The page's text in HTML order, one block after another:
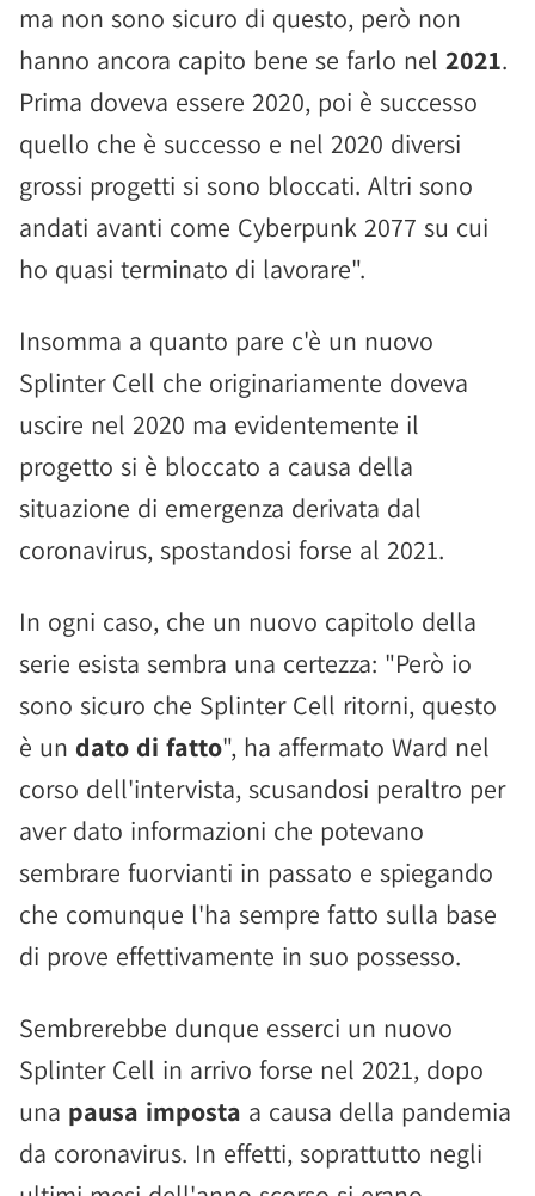
ma non sono sicuro di questo, però non
hanno ancora capito bene se farlo nel 2021.
Prima doveva essere 2020, poi è successo
quello che è successo e nel 2020 diversi
grossi progetti si sono bloccati. Altri sono
andati avanti come Cyberpunk 2077 su cui
ho quasi terminato di lavorare".
Insomma a quanto pare c'è un nuovo
Splinter Cell che originariamente doveva
uscire nel 2020 ma evidentemente il
progetto si è bloccato a causa della
situazione di emergenza derivata dal
coronavirus, spostandosi forse al 2021.
In ogni caso, che un nuovo capitolo della
serie esista sembra una certezza: "Però io
sono sicuro che Splinter Cell ritorni, questo
è un dato di fatto", ha affermato Ward nel
corso dell'intervista, scusandosi peraltro per
aver dato informazioni che potevano
sembrare fuorvianti in passato e spiegando
che comunque l'ha sempre fatto sulla base
di prove effettivamente in suo possesso.
Sembrerebbe dunque esserci un nuovo
Splinter Cell in arrivo forse nel 2021, dopo
una pausa imposta a causa della pandemia
da coronavirus. In effetti, soprattutto negli